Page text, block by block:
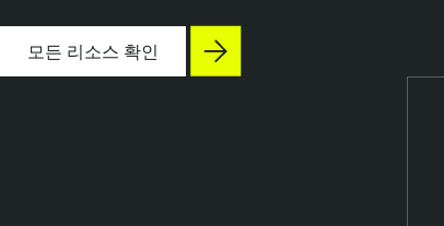
모든 리소스 확인